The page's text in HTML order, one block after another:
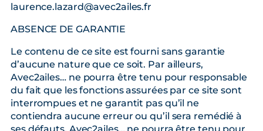
laurence.lazard@avec2ailes.fr
ABSENCE DE GARANTIE
Le contenu de ce site est fourni sans garantie
d’aucune nature que ce soit. Par ailleurs,
Avec2ailes… ne pourra être tenu pour responsable
du fait que les fonctions assurées par ce site sont
interrompues et ne garantit pas qu’il ne
contiendra aucune erreur ou qu’il sera remédié à